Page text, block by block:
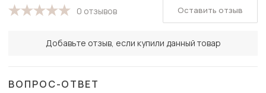
0 отзывов
Добавьте отзыв, если купили данный товар
Оставить отзыв
ВОПРОС-ОТВЕТ